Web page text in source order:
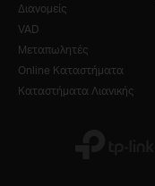
Διανομείς
VAD
Μεταπωλητές
Online Καταστήματα
Καταστήματα Λιανικής